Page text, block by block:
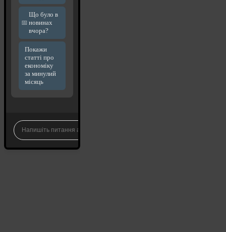
Що було в
новинах
вчора?
Покажи
статті про
економіку
за минулий
місяць